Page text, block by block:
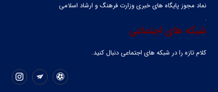
نماد مجوز پایگاه های خبری وزارت فرهنگ و ارشاد اسلامی
شبکه های اجتماعی
کلام تازه را در شبکه ‌های اجتماعی دنبال کنید.